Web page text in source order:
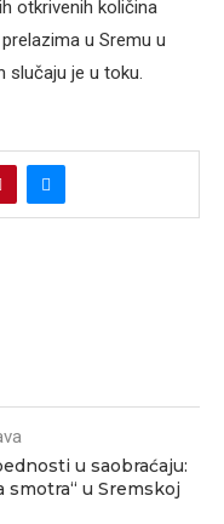
otkrivenih količina
u Sremu u
slučaju je u toku.
u saobraćaju:
smotra“ u Sremskoj